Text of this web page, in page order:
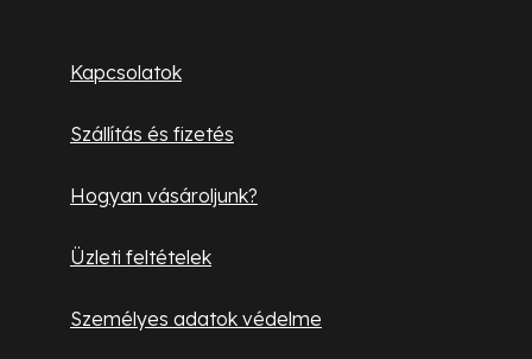
Kapcsolatok
Szállítás és fizetés
Hogyan vásároljunk?
Üzleti feltételek
Személyes adatok védelme